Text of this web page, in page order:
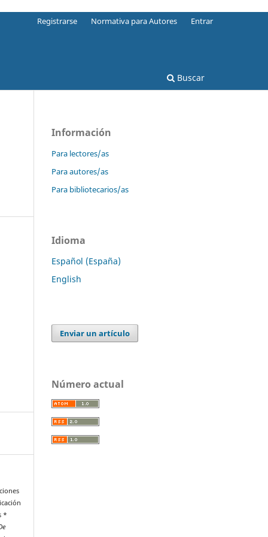
Buscar
Registrarse Normativa para Autores Entrar
*
Información
Para lectores/as
Para autores/as
Para bibliotecarios/as
Idioma
Español (España)
English
Enviar un artículo
Número actual